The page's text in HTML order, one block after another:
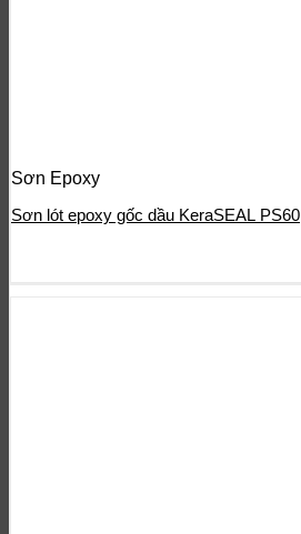
Sơn Epoxy
Sơn lót epoxy gốc dầu KeraSEAL PS60